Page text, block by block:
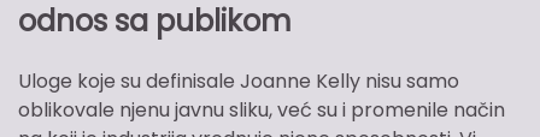
odnos sa publikom
Uloge koje su definisale Joanne Kelly nisu samo
oblikovale njenu javnu sliku, već su i promenile način